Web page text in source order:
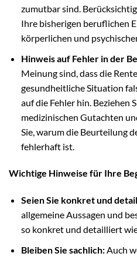
zumutbar sind.
Ihre bisherigen beruflichen
körperlichen und
Hinweis auf Fehler in der
Meinung sind, dass die
gesundheitliche Situation
auf die Fehler hin. Beziehen
medizinischen Gutachten
Sie, warum die Beurteilung
fehlerhaft ist.
Wichtige Hinweise für Ihre
Seien Sie konkret und
allgemeine Aussagen und
so konkret und detailliert
Bleiben Sie sachlich:Auch